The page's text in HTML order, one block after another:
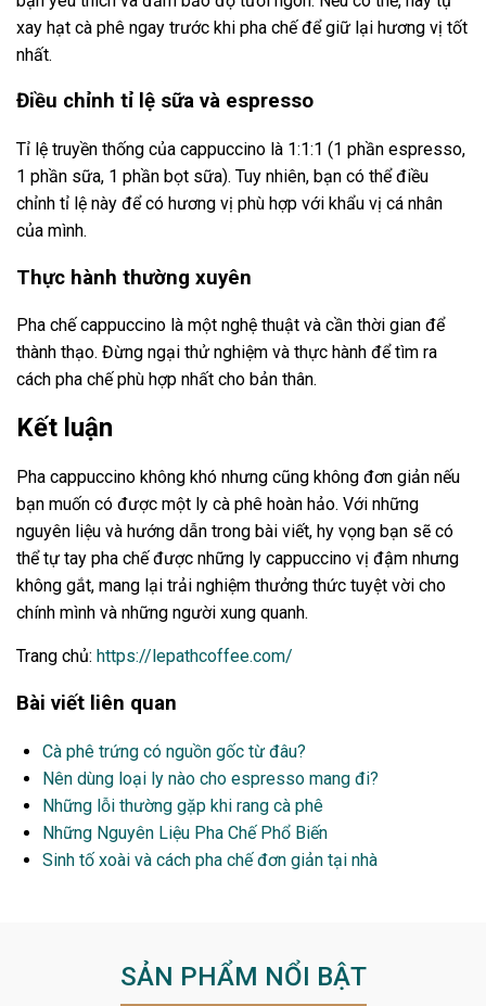
xay hạt cà phê ngay trước khi pha chế để giữ lại hương vị tốt
nhất.
Điều chỉnh tỉ lệ sữa và espresso
Tỉ lệ truyền thống của cappuccino là 1:1:1 (1 phần espresso,
1 phần sữa, 1 phần bọt sữa). Tuy nhiên, bạn có thể điều
chỉnh tỉ lệ này để có hương vị phù hợp với khẩu vị cá nhân
của mình.
Thực hành thường xuyên
Pha chế cappuccino là một nghệ thuật và cần thời gian để
thành thạo. Đừng ngại thử nghiệm và thực hành để tìm ra
cách pha chế phù hợp nhất cho bản thân.
Kết luận
Pha cappuccino không khó nhưng cũng không đơn giản nếu
bạn muốn có được một ly cà phê hoàn hảo. Với những
nguyên liệu và hướng dẫn trong bài viết, hy vọng bạn sẽ có
thể tự tay pha chế được những ly cappuccino vị đậm nhưng
không gắt, mang lại trải nghiệm thưởng thức tuyệt vời cho
chính mình và những người xung quanh.
Trang chủ: https://lepathcoffee.com/
Bài viết liên quan
Cà phê trứng có nguồn gốc từ đâu?
Nên dùng loại ly nào cho espresso mang đi?
Những lỗi thường gặp khi rang cà phê
Những Nguyên Liệu Pha Chế Phổ Biến
Sinh tố xoài và cách pha chế đơn giản tại nhà
SẢN PHẨM NỔI BẬT